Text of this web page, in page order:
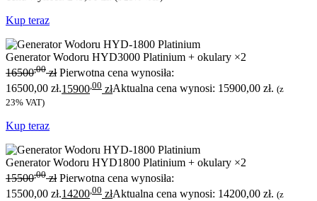
Kup teraz
Generator Wodoru HYD3000 Platinium + okulary ×2
16500,00 zł Pierwotna cena wynosiła:
16500,00 zł.15900 ,00 złAktualna cena wynosi: 15900,00 zł. (z
23% VAT)
Kup teraz
Generator Wodoru HYD1800 Platinium + okulary ×2
15500,00 zł Pierwotna cena wynosiła:
15500,00 zł.14200 ,00 złAktualna cena wynosi: 14200,00 zł. (z